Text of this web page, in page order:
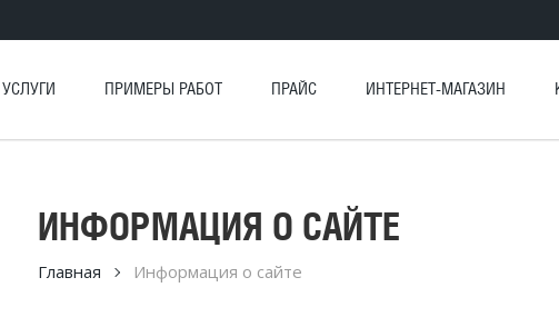
УСЛУГИ ПРИМЕРЫ РАБОТ ПРАЙС ИНТЕРНЕТ-МАГАЗИН
ИНФОРМАЦИЯ О САЙТЕ
Главная Информация о сайте